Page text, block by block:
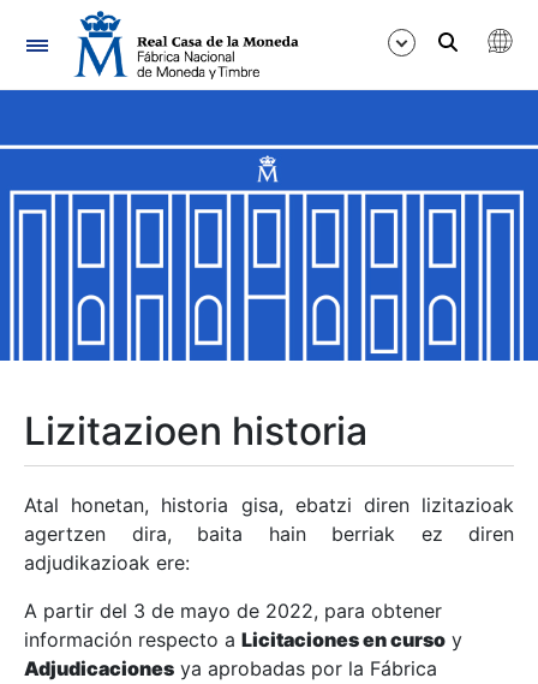
Nabigazioa
Erakutsi/Ezkutatu
Erakutsi/Ezkutatu
Erakutsi/Ezkutatu
Erakutsi/Ezkutatu
Erakutsi/Ezkutatu
Erakutsi/Ezkutatu
Lizitazioen historia
Atal honetan, historia gisa, ebatzi diren lizitazioak
agertzen dira, baita hain berriak ez diren
adjudikazioak ere:
A partir del 3 de mayo de 2022, para obtener
información respecto a Licitaciones en curso y
Adjudicaciones ya aprobadas por la Fábrica